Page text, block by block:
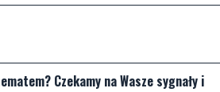
Czekamy na Wasze sygnały i